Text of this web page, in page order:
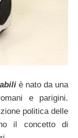
è nato da una
e parigini.
politica delle
il concetto di